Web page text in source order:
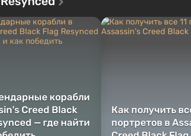
Fallout...
неприятности. И...
корабли
Creed Black
— где найти
Как получить
портретов в